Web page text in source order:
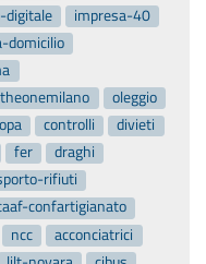
digitale
impresa-40
domicilio
theonemilano
oleggio
controlli
divieti
fer
draghi
rifiuti
confartigianato
ncc
acconciatrici